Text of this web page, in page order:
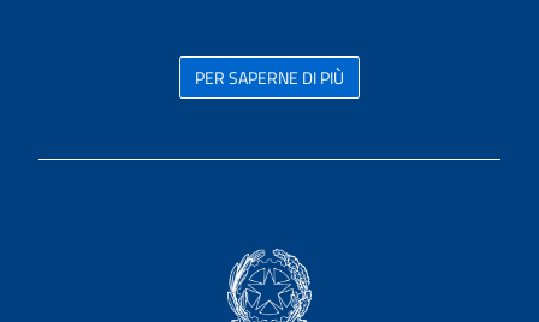
PER SAPERNE DI PIÙ